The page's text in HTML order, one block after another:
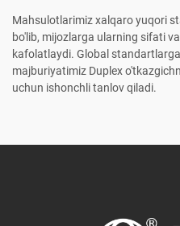
Mahsulotlarimiz xalqaro yuqori
bo'lib, mijozlarga ularning sifati
kafolatlaydi. Global
majburiyatimiz Duplex
uchun ishonchli tanlov qiladi.